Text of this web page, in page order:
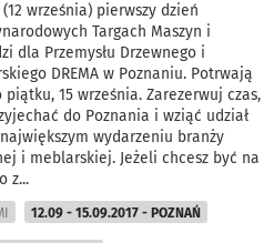
września) pierwszy dzień
Targach Maszyn i
dla Przemysłu Drzewnego i
DREMA w Poznaniu. Potrwają
piątku, 15 września. Zarezerwuj czas,
do Poznania i wziąć udział
wydarzeniu branży
i meblarskiej. Jeżeli chcesz być na
z...
12.09 - 15.09.2017 - POZNAŃ